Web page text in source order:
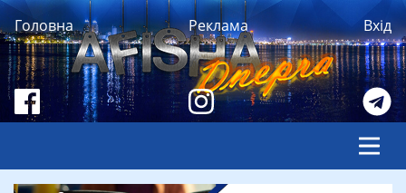
Головна Реклама Вхід